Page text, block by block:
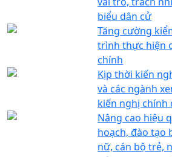
biểu dân cử
Tăng cường
trình thực hiện
chính
Kịp thời kiến
và các ngành
kiến nghị chính
Nâng cao hiệu
hoạch, đào tạo
nữ, cán bộ trẻ,